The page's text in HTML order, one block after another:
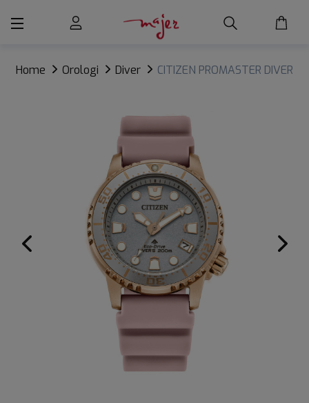
Home Orologi Diver
CITIZEN PROMASTER DIVER